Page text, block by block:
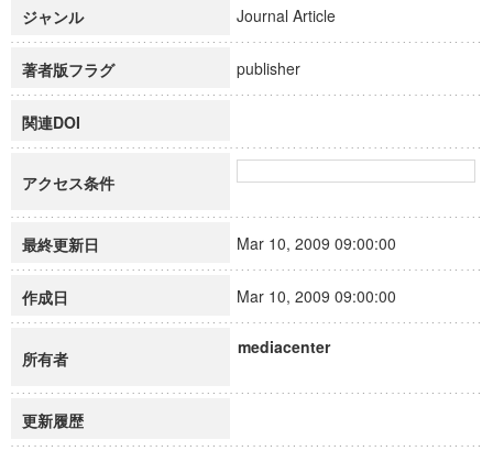
ジャンル Journal Article
著者版フラグ publisher
関連DOI
アクセス条件
最終更新日 Mar 10, 2009 09:00:00
作成日 Mar 10, 2009 09:00:00
所有者
mediacenter
更新履歴